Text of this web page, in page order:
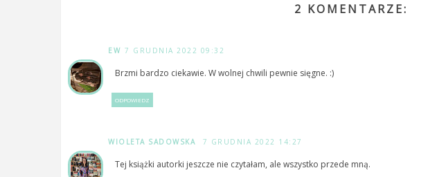
2 KOMENTARZE:
EW 7 GRUDNIA 2022 09:32
Brzmi bardzo ciekawie. W wolnej chwili pewnie sięgne. :)
ODPOWIEDZ
WIOLETA SADOWSKA 7 GRUDNIA 2022 14:27
Tej książki autorki jeszcze nie czytałam, ale wszystko przede mną.